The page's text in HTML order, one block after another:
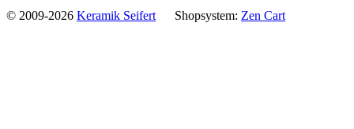
© 2009-2026 Keramik Seifert Shopsystem: Zen Cart